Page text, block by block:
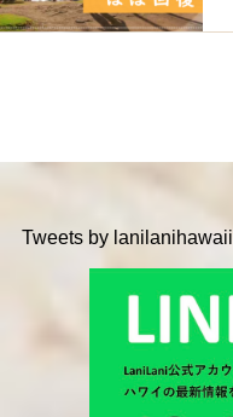
Tweets by lanilanihawaii